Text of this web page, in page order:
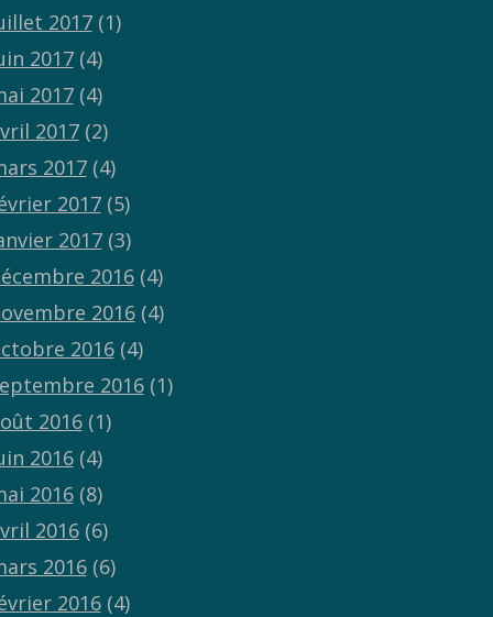
2017(1)
2017(4)
2017(4)
2017(2)
2017(4)
2017(5)
2017(3)
2016(4)
2016(4)
2016(4)
2016(1)
2016(1)
2016(4)
2016(8)
2016(6)
2016(6)
2016(4)